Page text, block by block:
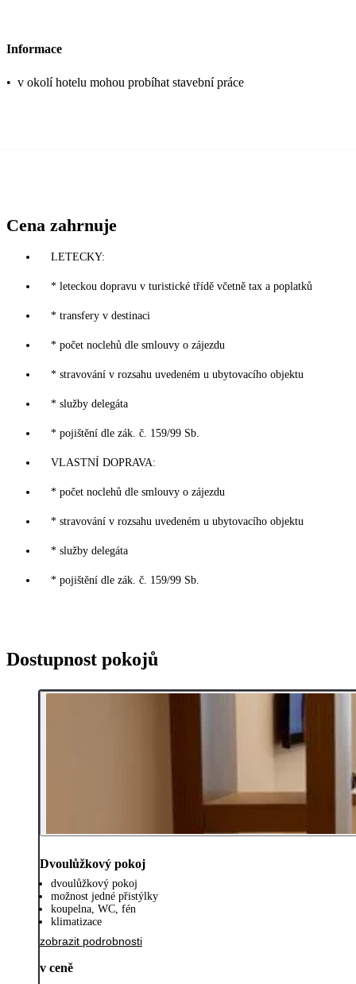
Informace
• v okolí hotelu mohou probíhat stavební práce
Cena zahrnuje
LETECKY:
* leteckou dopravu v turistické třídě včetně tax a poplatků
* transfery v destinaci
* počet noclehů dle smlouvy o zájezdu
* stravování v rozsahu uvedeném u ubytovacího objektu
* služby delegáta
* pojištění dle zák. č. 159/99 Sb.
VLASTNÍ DOPRAVA:
* počet noclehů dle smlouvy o zájezdu
* stravování v rozsahu uvedeném u ubytovacího objektu
* služby delegáta
* pojištění dle zák. č. 159/99 Sb.
Dostupnost pokojů
Dvoulůžkový pokoj
dvoulůžkový pokoj
možnost jedné přistýlky
koupelna, WC, fén
klimatizace
zobrazit podrobnosti
v ceně